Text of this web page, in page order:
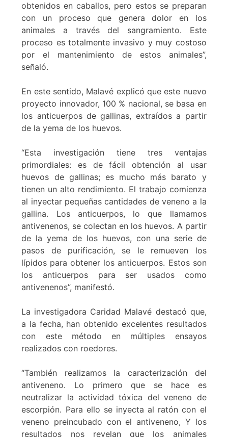
obtenidos en caballos, pero estos se preparan
con un proceso que genera dolor en los
animales a través del sangramiento. Este
proceso es totalmente invasivo y muy costoso
por el mantenimiento de estos animales”,
señaló.
En este sentido, Malavé explicó que este nuevo
proyecto innovador, 100 % nacional, se basa en
los anticuerpos de gallinas, extraídos a partir
de la yema de los huevos.
“Esta investigación tiene tres ventajas
primordiales: es de fácil obtención al usar
huevos de gallinas; es mucho más barato y
tienen un alto rendimiento. El trabajo comienza
al inyectar pequeñas cantidades de veneno a la
gallina. Los anticuerpos, lo que llamamos
antivenenos, se colectan en los huevos. A partir
de la yema de los huevos, con una serie de
pasos de purificación, se le remueven los
lípidos para obtener los anticuerpos. Estos son
los anticuerpos para ser usados como
antivenenos”, manifestó.
La investigadora Caridad Malavé destacó que,
a la fecha, han obtenido excelentes resultados
con este método en múltiples ensayos
realizados con roedores.
“También realizamos la caracterización del
antiveneno. Lo primero que se hace es
neutralizar la actividad tóxica del veneno de
escorpión. Para ello se inyecta al ratón con el
veneno preincubado con el antiveneno, Y los
resultados nos revelan que los animales